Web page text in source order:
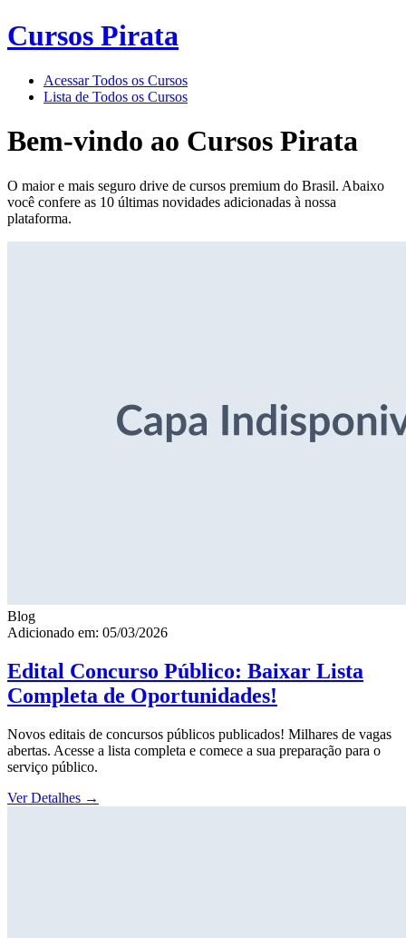
Cursos Pirata
Acessar Todos os Cursos
Lista de Todos os Cursos
Bem-vindo ao Cursos Pirata
O maior e mais seguro drive de cursos premium do Brasil. Abaixo
você confere as 10 últimas novidades adicionadas à nossa
plataforma.
Blog
Adicionado em: 05/03/2026
Edital Concurso Público: Baixar Lista
Completa de Oportunidades!
Novos editais de concursos públicos publicados! Milhares de vagas
abertas. Acesse a lista completa e comece a sua preparação para o
serviço público.
Ver Detalhes →